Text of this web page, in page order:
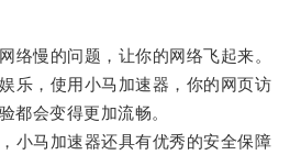
慢的问题，让你的网络飞起来。
，使用小马加速器，你的网页访
都会变得更加流畅。
马加速器还具有优秀的安全保障